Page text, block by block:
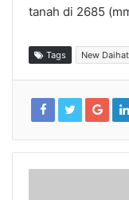
tanah di 2685
Tags New